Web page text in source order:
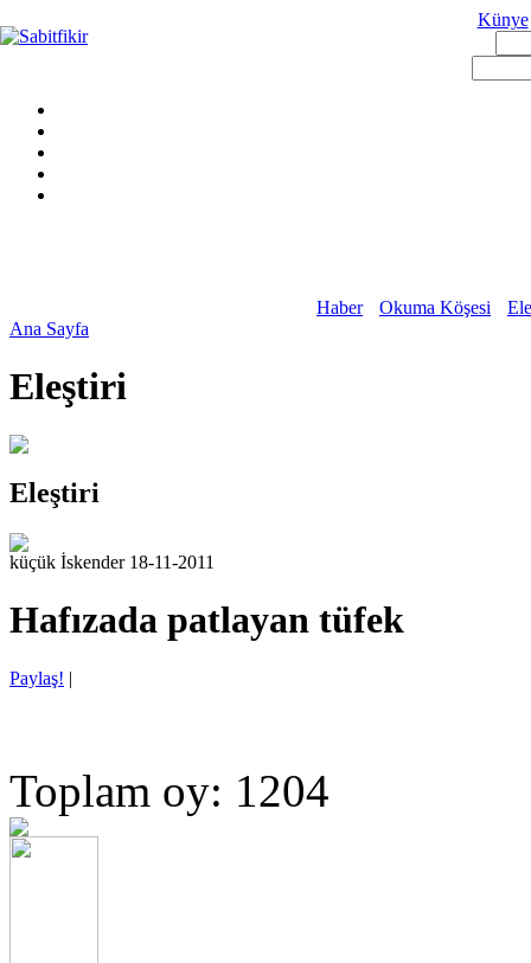
Künye
Haber Okuma Köşesi
Ana Sayfa
Eleştiri
Eleştiri
küçük İskender 18-11-2011
Hafızada patlayan tüfek
Paylaş! |
Toplam oy: 1204